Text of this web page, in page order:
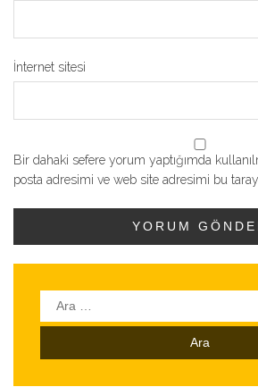
İnternet sitesi
Bir dahaki sefere yorum yaptığımda
posta adresimi ve web site adresimi bu
Arama: